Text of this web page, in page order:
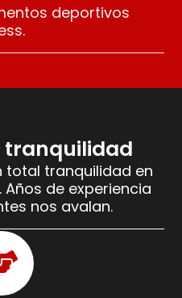
deportivos
tranquilidad
total tranquilidad en
Años de experiencia
nos avalan.